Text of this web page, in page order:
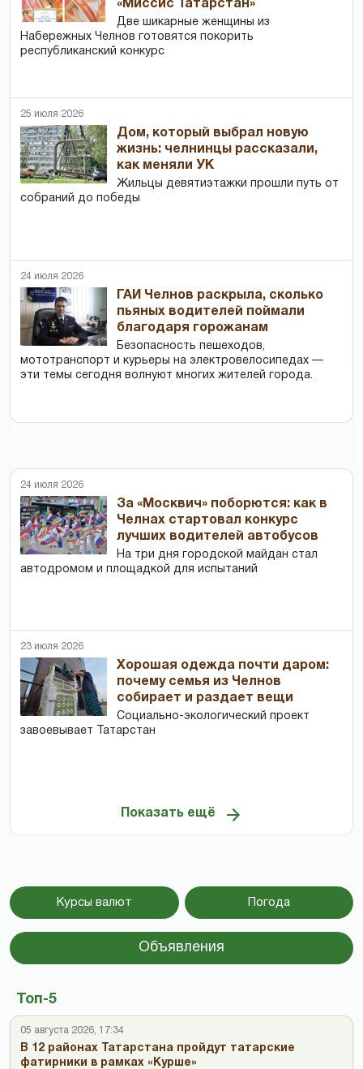
«Миссис Татарстан»
Две шикарные женщины из
Набережных Челнов готовятся покорить
республиканский конкурс
25 июля 2026
Дом, который выбрал новую
жизнь: челнинцы рассказали,
как меняли УК
Жильцы девятиэтажки прошли путь от
собраний до победы
24 июля 2026
ГАИ Челнов раскрыла, сколько
пьяных водителей поймали
благодаря горожанам
Безопасность пешеходов,
мототранспорт и курьеры на электровелосипедах —
эти темы сегодня волнуют многих жителей города.
24 июля 2026
За «Москвич» поборются: как в
Челнах стартовал конкурс
лучших водителей автобусов
На три дня городской майдан стал
автодромом и площадкой для испытаний
23 июля 2026
Хорошая одежда почти даром:
почему семья из Челнов
собирает и раздает вещи
Социально-экологический проект
завоевывает Татарстан
Показать ещё
Курсы валют Погода
Объявления
Топ-5
05 августа 2026, 17:34
В 12 районах Татарстана пройдут татарские
фатирники в рамках «Курше»